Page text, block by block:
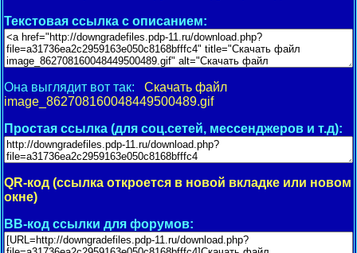
Текстовая ссылка с описанием:
Она выглядит вот так: Скачать файл
image_862708160048449500489.gif
Простая ссылка (для соц.сетей, мессенджеров и т.д):
QR-код (ссылка откроется в новой вкладке или новом
окне)
BB-код ссылки для форумов: